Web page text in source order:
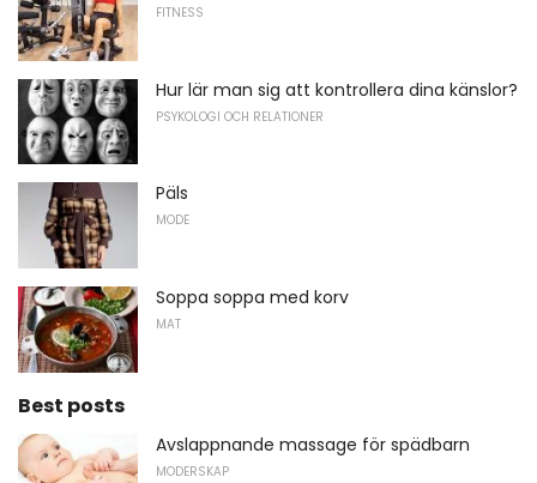
FITNESS
Hur lär man sig att kontrollera dina känslor?
PSYKOLOGI OCH RELATIONER
Päls
MODE
Soppa soppa med korv
MAT
Best posts
Avslappnande massage för spädbarn
MODERSKAP